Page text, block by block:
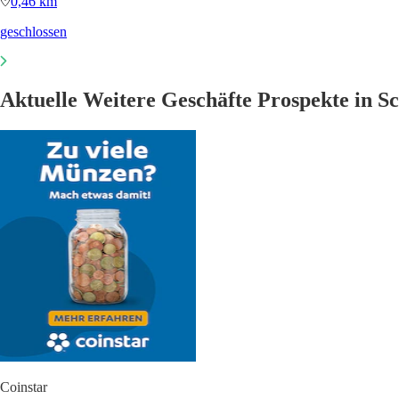
geschlossen
Aktuelle Weitere Geschäfte Prospekte in
Coinstar